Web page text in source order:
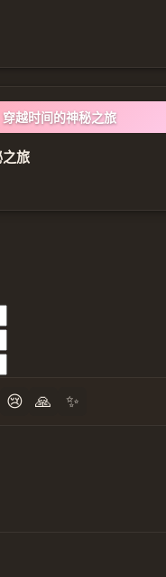
越时间的神秘之旅
旅
😢 🙏 ✨